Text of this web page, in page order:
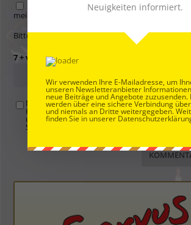
Name, E-Mail-Adresse und Website in diesem
meinen nächsten Kommentar speichern.
Bitte gib eine Antwort in Ziffern ein:
7 + vierzehn =
Mit der Nutzung dieses Formulars übertragen
Kommentar, Name, Email und IP-Adresse
uns und erklären sich einverstanden, dass
Server gespeichert werden. Siehe
Neuigkeiten informiert.
Wir verwenden Ihre E-Mailadresse, um
unseren Newsletteranbieter
neue Beiträge und Angebote zuzusenden.
werden über eine sichere Verbindung
und niemals an Dritte weitergegeben.
finden Sie in unserer